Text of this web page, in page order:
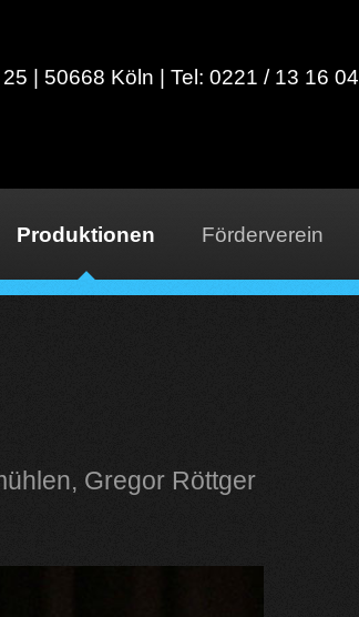
| 50668 Köln | Tel: 0221 / 13 16 04
Produktionen Förderverein
Gregor Röttger